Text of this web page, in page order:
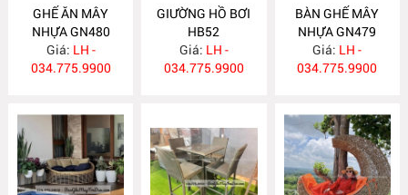
GHẾ ĂN MÂY
NHỰA GN480
Giá: LH -
034.775.9900
GIƯỜNG HỒ BƠI
HB52
Giá: LH -
034.775.9900
BÀN GHẾ MÂY
NHỰA GN479
Giá: LH -
034.775.9900